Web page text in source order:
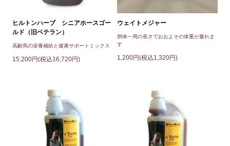
ヒルトンハーブ シニアホースゴー
ルド（旧ベテラン）
高齢馬の栄養補給と健康サポートミックス
15,200円(税込16,720円)
ウェイトメジャー
胴体一周の長さでおおよその体重が量れま
す
1,200円(税込1,320円)